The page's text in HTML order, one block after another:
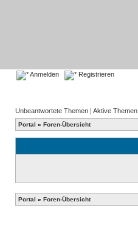
Anmelden Registrieren
Unbeantwortete Themen | Aktive Themen
Portal » Foren-Übersicht
Portal » Foren-Übersicht